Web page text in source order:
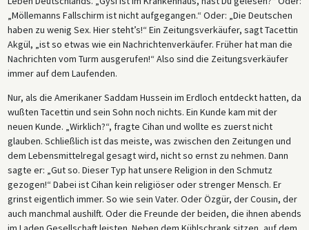
„Möllemanns Fallschirm ist nicht aufgegangen.“ Oder: „Die Deutschen
haben zu wenig Sex. Hier steht’s!“ Ein Zeitungsverkäufer, sagt Tacettin
Akgül, „ist so etwas wie ein Nachrichtenverkäufer. Früher hat man die
Nachrichten vom Turm ausgerufen!“ Also sind die Zeitungsverkäufer
immer auf dem Laufenden.
Nur, als die Amerikaner Saddam Hussein im Erdloch entdeckt hatten, da
wußten Tacettin und sein Sohn noch nichts. Ein Kunde kam mit der
neuen Kunde. „Wirklich?“, fragte Cihan und wollte es zuerst nicht
glauben. Schließlich ist das meiste, was zwischen den Zeitungen und
dem Lebensmittelregal gesagt wird, nicht so ernst zu nehmen. Dann
sagte er: „Gut so. Dieser Typ hat unsere Religion in den Schmutz
gezogen!“ Dabei ist Cihan kein religiöser oder strenger Mensch. Er
grinst eigentlich immer. So wie sein Vater. Oder Özgür, der Cousin, der
auch manchmal aushilft. Oder die Freunde der beiden, die ihnen abends